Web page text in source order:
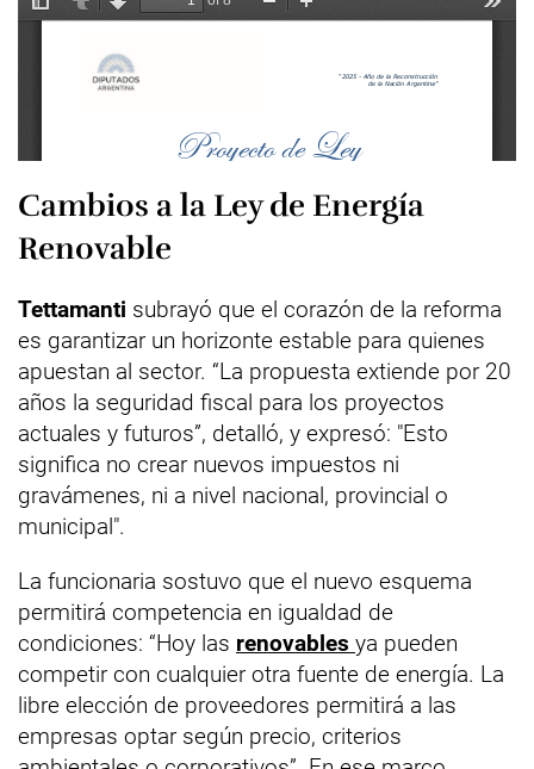
Cambios a la Ley de Energía
Renovable
Tettamanti subrayó que el corazón de la reforma
es garantizar un horizonte estable para quienes
apuestan al sector. “La propuesta extiende por 20
años la seguridad fiscal para los proyectos
actuales y futuros”, detalló, y expresó: "Esto
significa no crear nuevos impuestos ni
gravámenes, ni a nivel nacional, provincial o
municipal".
La funcionaria sostuvo que el nuevo esquema
permitirá competencia en igualdad de
condiciones: “Hoy las renovables ya pueden
competir con cualquier otra fuente de energía. La
libre elección de proveedores permitirá a las
empresas optar según precio, criterios